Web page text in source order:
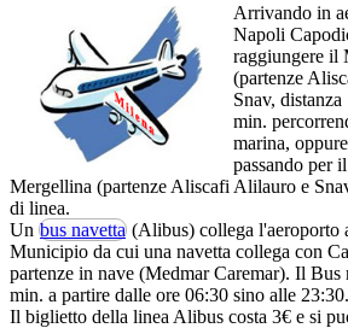
Arrivando in
Napoli
raggiungere il
(partenze
Snav,
min.
marina,
passando per
Mergellina (partenze Aliscafi Alilauro e
di linea.
Un bus navetta (Alibus) collega l'aeroporto
Municipio da cui una navetta collega con
partenze in nave (Medmar Caremar). Il Bus
min. a partire dalle ore 06:30 sino alle 23:30.
Il biglietto della linea Alibus costa 3€ e si